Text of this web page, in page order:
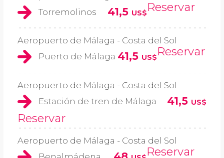
Torremolinos
41,5 US$Reservar
Aeropuerto de Málaga - Costa del Sol
Puerto de Málaga 41,5 US$Reservar
Aeropuerto de Málaga - Costa del Sol
Estación de tren de Málaga
41,5 US$
Reservar
Aeropuerto de Málaga - Costa del Sol
Reservar